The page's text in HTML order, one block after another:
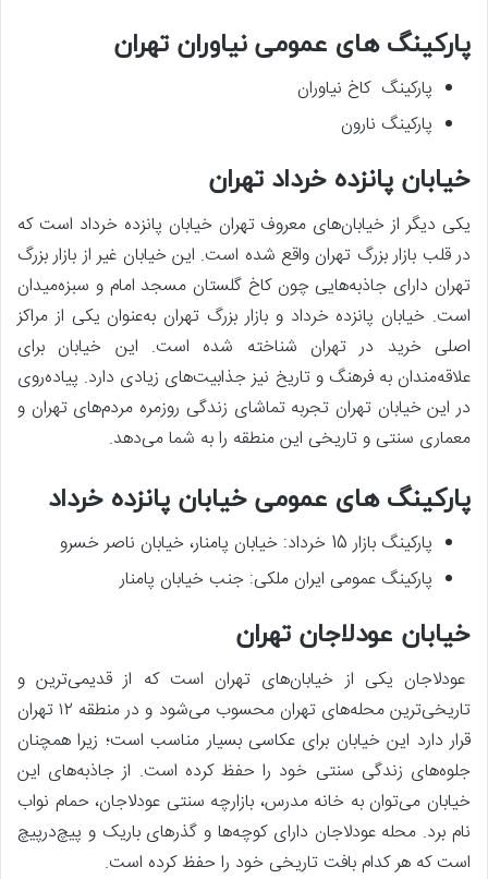
پارکینگ های عمومی نیاوران تهران
پارکینگ کاخ نیاوران
پارکینگ نارون
خیابان پانزده خرداد تهران
یکی دیگر از خیابان‌های معروف تهران خیابان پانزده خرداد است که
در قلب بازار بزرگ تهران واقع شده است. این خیابان غیر از بازار بزرگ
تهران دارای جاذبه‌هایی چون کاخ گلستان مسجد امام و سبزه‌میدان
است. خیابان پانزده خرداد و بازار بزرگ تهران به‌عنوان یکی از مراکز
اصلی خرید در تهران شناخته شده است. این خیابان برای
علاقه‌مندان به فرهنگ و تاریخ نیز جذابیت‌های زیادی دارد. پیاده‌روی
در این خیابان تهران تجربه تماشای زندگی روزمره مردم‌های تهران و
معماری سنتی و تاریخی این منطقه را به شما می‌دهد.
پارکینگ های عمومی خیابان پانزده خرداد
پارکینگ بازار 15 خرداد: خیابان پامنار، خیابان ناصر خسرو
پارکینگ عمومی ایران ملکی: جنب خیابان پامنار
خیابان عودلاجان تهران
عودلاجان یکی از خیابان‌های تهران است که از قدیمی‌ترین و
تاریخی‌ترین محله‌های تهران محسوب می‌شود و در منطقه ۱۲ تهران
قرار دارد این خیابان برای عکاسی بسیار مناسب است؛ زیرا همچنان
جلوه‌های زندگی سنتی خود را حفظ کرده است. از جاذبه‌های این
خیابان می‌توان به خانه مدرس، بازارچه سنتی عودلاجان، حمام نواب
نام برد. محله عودلاجان دارای کوچه‌ها و گذرهای باریک و پیچ‌درپیچ
است که هر کدام بافت تاریخی خود را حفظ کرده است.